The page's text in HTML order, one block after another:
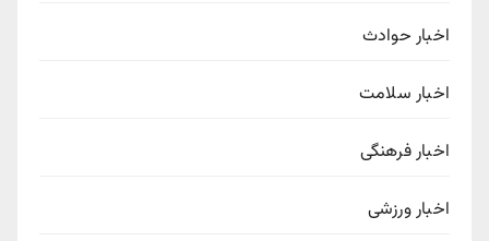
اخبار حوادث
اخبار سلامت
اخبار فرهنگی
اخبار ورزشی